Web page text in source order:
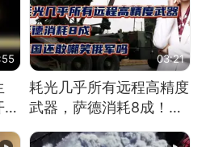
03:21
耗光几乎所有远程高精度
武器，萨德消耗8成！美
国还敢嘲笑俄军吗